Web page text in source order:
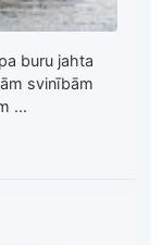
buru jahta
svinībām
...